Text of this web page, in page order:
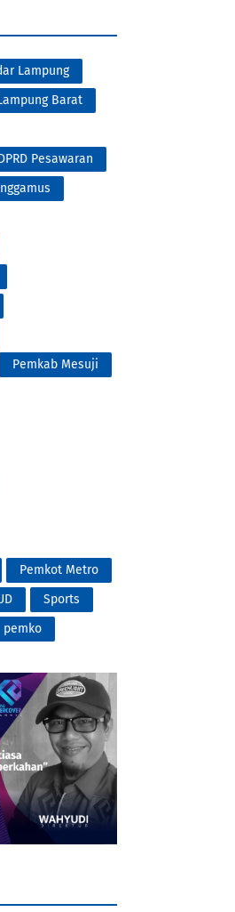
Lampung
Barat
Pesawaran
Pemkab Mesuji
Pemkot Metro
Sports
pemko